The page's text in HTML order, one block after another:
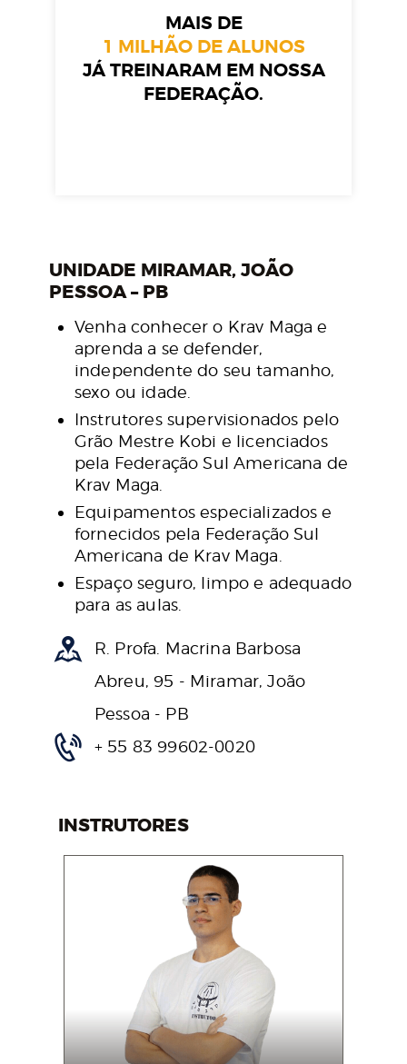
MAIS DE
1 MILHÃO DE ALUNOS
JÁ TREINARAM EM NOSSA
FEDERAÇÃO.
UNIDADE MIRAMAR, JOÃO
PESSOA – PB
Venha conhecer o Krav Maga e
aprenda a se defender,
independente do seu tamanho,
sexo ou idade.
Instrutores supervisionados pelo
Grão Mestre Kobi e licenciados
pela Federação Sul Americana de
Krav Maga.
Equipamentos especializados e
fornecidos pela Federação Sul
Americana de Krav Maga.
Espaço seguro, limpo e adequado
para as aulas.
R. Profa. Macrina Barbosa
Abreu, 95 - Miramar, João
Pessoa - PB
+ 55 83 99602-0020
INSTRUTORES